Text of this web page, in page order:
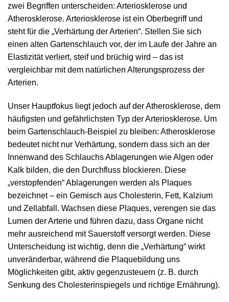
zwei Begriffen unterscheiden: Arteriosklerose und
Atherosklerose. Arteriosklerose ist ein Oberbegriff und
steht für die „Verhärtung der Arterien“. Stellen Sie sich
einen alten Gartenschlauch vor, der im Laufe der Jahre an
Elastizität verliert, steif und brüchig wird – das ist
vergleichbar mit dem natürlichen Alterungsprozess der
Arterien.
Unser Hauptfokus liegt jedoch auf der Atherosklerose, dem
häufigsten und gefährlichsten Typ der Arteriosklerose. Um
beim Gartenschlauch-Beispiel zu bleiben: Atherosklerose
bedeutet nicht nur Verhärtung, sondern dass sich an der
Innenwand des Schlauchs Ablagerungen wie Algen oder
Kalk bilden, die den Durchfluss blockieren. Diese
„verstopfenden“ Ablagerungen werden als Plaques
bezeichnet – ein Gemisch aus Cholesterin, Fett, Kalzium
und Zellabfall. Wachsen diese Plaques, verengen sie das
Lumen der Arterie und führen dazu, dass Organe nicht
mehr ausreichend mit Sauerstoff versorgt werden. Diese
Unterscheidung ist wichtig, denn die „Verhärtung“ wirkt
unveränderbar, während die Plaquebildung uns
Möglichkeiten gibt, aktiv gegenzusteuern (z. B. durch
Senkung des Cholesterinspiegels und richtige Ernährung).